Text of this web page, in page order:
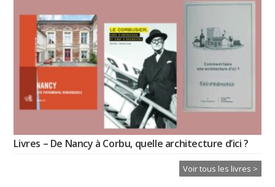
Livres – De Nancy à Corbu, quelle architecture d’ici ?
Voir tous les livres >